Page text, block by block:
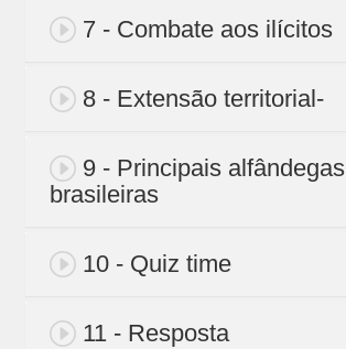
7 - Combate aos ilícitos
8 - Extensão territorial-
9 - Principais alfândegas
brasileiras
10 - Quiz time
11 - Resposta